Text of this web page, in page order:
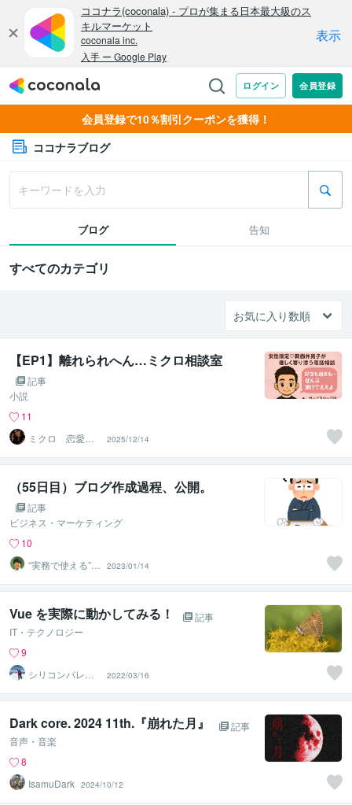
会員登録で10％割引クーポンを獲得！
ココナラブログ
ブログ 告知
すべてのカテゴリ
【EP1】離れられへん…ミクロ相談室
記事
小説
11
ミクロ 恋愛経
験豊富な関西兄
さん
2025/12/14
（55日目）ブログ作成過程、公開。
記事
ビジネス・マーケティング
10
“実務で使える”改
善パートナー／
かめきち
2023/01/14
Vue を実際に動かしてみる！
記事
IT・テクノロジー
9
シリコンバレー
スーパーウエア
2022/03/16
Dark core. 2024 11th.『崩れた月』
記事
音声・音楽
8
IsamuDark 2024/10/12